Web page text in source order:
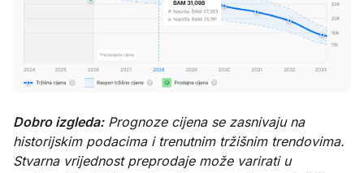
Dobro izgleda:Prognoze cijena se zasnivaju na
historijskim podacima i trenutnim tržišnim trendovima.
Stvarna vrijednost preprodaje može varirati u